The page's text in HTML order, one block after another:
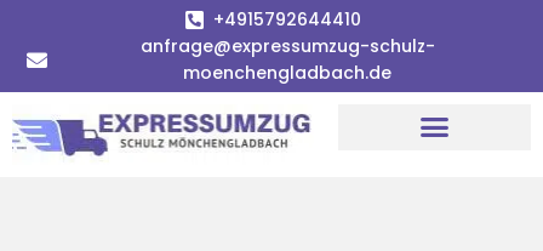
+4915792644410
anfrage@expressumzug-schulz-
moenchengladbach.de